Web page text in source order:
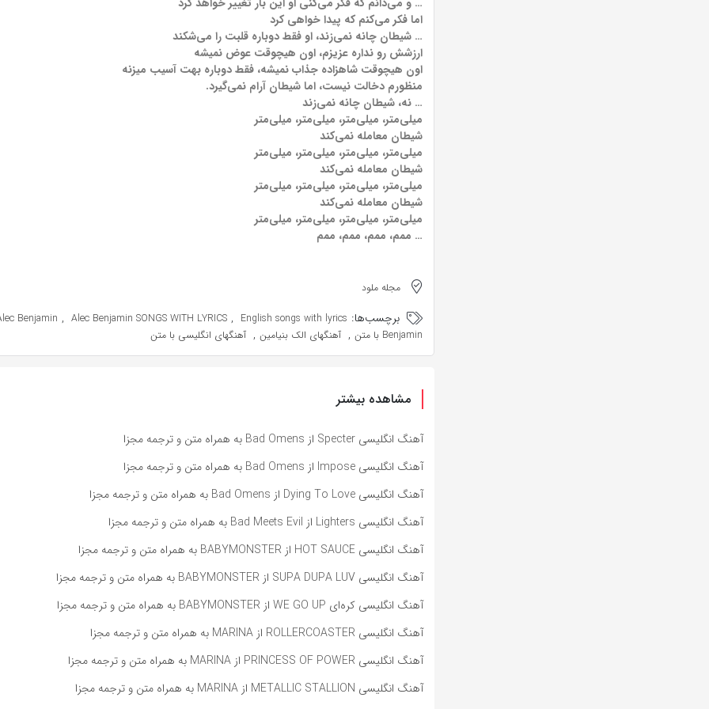
اما فکر می‌کنم که پیدا خواهی کرد
… شیطان چانه نمی‌زند، او فقط دوباره قلبت را می‌شکند
ارزشش رو نداره عزیزم، اون هیچوقت عوض نمیشه
اون هیچوقت شاهزاده جذاب نمیشه، فقط دوباره بهت آسیب میزنه
منظورم دخالت نیست، اما شیطان آرام نمی‌گیرد.
… نه، شیطان چانه نمی‌زند
میلی‌متر، میلی‌متر، میلی‌متر، میلی‌متر
شیطان معامله نمی‌کند
میلی‌متر، میلی‌متر، میلی‌متر، میلی‌متر
شیطان معامله نمی‌کند
میلی‌متر، میلی‌متر، میلی‌متر، میلی‌متر
شیطان معامله نمی‌کند
میلی‌متر، میلی‌متر، میلی‌متر، میلی‌متر
… ممم، ممم، ممم، ممم
مجله ملود
برچسب‌ها: Benjamin , Alec Benjamin SONGS WITH LYRICS , English songs with lyrics
Benjamin با متن
, آهنگهای الک بنیامین , آهنگهای انگلیسی با متن
مشاهده بیشتر
آهنگ انگلیسی Specter از Bad Omens به همراه متن و ترجمه مجزا
آهنگ انگلیسی Impose از Bad Omens به همراه متن و ترجمه مجزا
آهنگ انگلیسی Dying To Love از Bad Omens به همراه متن و ترجمه مجزا
آهنگ انگلیسی Lighters از Bad Meets Evil به همراه متن و ترجمه مجزا
آهنگ انگلیسی HOT SAUCE از BABYMONSTER به همراه متن و ترجمه مجزا
آهنگ انگلیسی SUPA DUPA LUV از BABYMONSTER به همراه متن و ترجمه مجزا
آهنگ انگلیسی کره‌ای WE GO UP از BABYMONSTER به همراه متن و ترجمه مجزا
آهنگ انگلیسی ROLLERCOASTER از MARINA به همراه متن و ترجمه مجزا
آهنگ انگلیسی PRINCESS OF POWER از MARINA به همراه متن و ترجمه مجزا
آهنگ انگلیسی METALLIC STALLION از MARINA به همراه متن و ترجمه مجزا